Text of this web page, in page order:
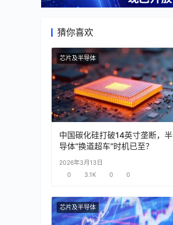
猜你喜欢
芯片及半导体
中国碳化硅打破14英寸垄断，半
导体“换道超车”时机已至？
2026年3月13日
0
3.1K 0 0
芯片及半导体